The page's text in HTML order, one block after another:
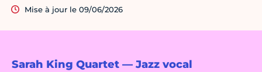
Sarah King Quartet — Jazz vocal
Mise à jour le 09/06/2026